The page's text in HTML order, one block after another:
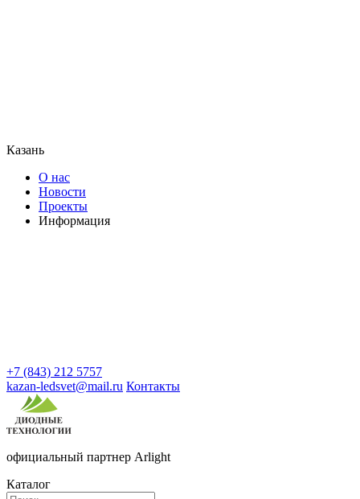
Казань
О нас
Новости
Проекты
Информация
+7 (843) 212 5757
kazan-ledsvet@mail.ru Контакты
официальный партнер Arlight
Каталог